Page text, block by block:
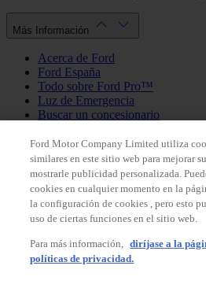
Más Información
Acerca de Ford
Ford España
Todo sobre Ford Pro™
Luz de Emergencia
Buscar un concesionario
Política de privacidad
Mi Cuenta
Iniciar sesión / Registrarse
Mis pedidos
País
Ford Motor Company Limited utiliza
similares en este sitio web para mejorar
mostrarle publicidad personalizada.
cookies en cualquier momento en la
la configuración de cookies , pero esto
uso de ciertas funciones en el sitio web.
Para más información, diríjase a la
políticas de privacidad.